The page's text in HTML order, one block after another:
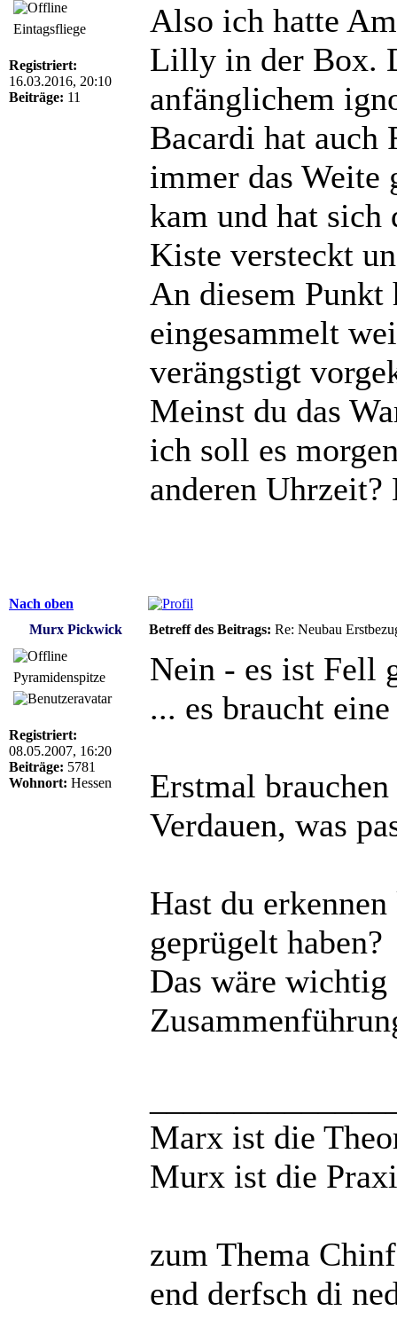
Eintagsfliege
Registriert:
16.03.2016, 20:10
Beiträge: 11
Also ich hatte
Lilly in der Box.
anfänglichem
Bacardi hat auch
immer das Weite
kam und hat sich
Kiste versteckt
An diesem Punkt
eingesammelt
verängstigt
Meinst du das
ich soll es
anderen Uhrzeit?
Nach oben
Murx Pickwick
Betreff des Beitrags: Re: Neubau
Pyramidenspitze
Registriert:
08.05.2007, 16:20
Beiträge: 5781
Wohnort: Hessen
Nein - es ist Fell
... es braucht
Erstmal
Verdauen, was
Hast du
geprügelt haben?
Das wäre wichtig
Marx ist die
Murx ist die
zum Thema
end derfsch di